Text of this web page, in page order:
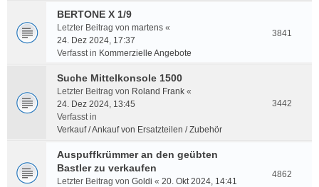
BERTONE X 1/9
Letzter Beitrag von martens «
24. Dez 2024, 17:37
Verfasst in Kommerzielle Angebote
3841
Suche Mittelkonsole 1500
Letzter Beitrag von Roland Frank «
24. Dez 2024, 13:45
Verfasst in
Verkauf / Ankauf von Ersatzteilen / Zubehör
3442
Auspuffkrümmer an den geübten
Bastler zu verkaufen
Letzter Beitrag von Goldi « 20. Okt 2024, 14:41
4862